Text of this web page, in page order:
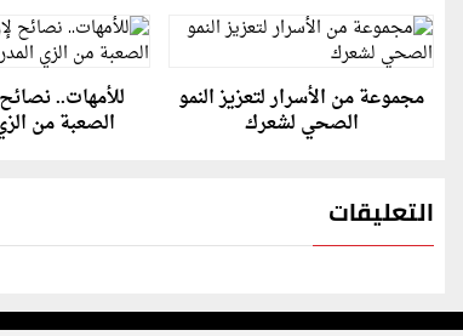
مجموعة من الأسرار لتعزيز النمو
الصحي لشعرك
للأمهات.. نصائح
الصعبة من
التعليقات